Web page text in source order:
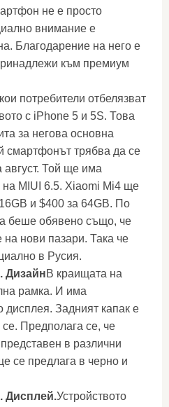
не е просто
внимание е
Благодарение на него е
към премиум
потребители отбелязват
с iPhone 5 и 5S. Това
за негова основна
смартфонът трябва да се
Той ще има
MIUI 6.5. Xiaomi Mi4 ще
и $400 за 64GB. По
беше обявено също, че
нови пазари. Така че
в Русия.
ДизайнВ краищата на
рамка. И има
Задният капак е
Предполага се, че
в различни
се предлага в черно и
Дисплей.Устройството